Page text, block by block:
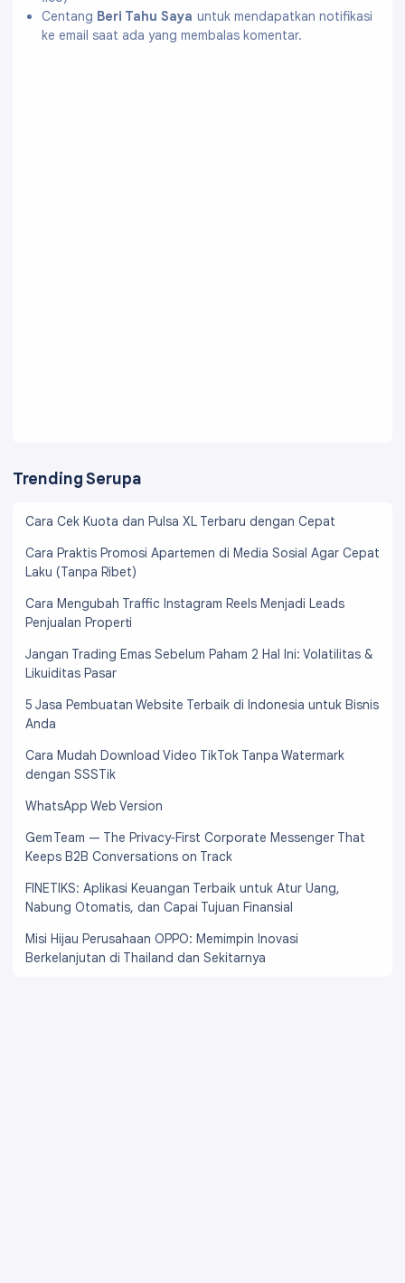
Centang Beri Tahu Saya untuk mendapatkan notifikasi
ke email saat ada yang membalas komentar.
Trending Serupa
Cara Cek Kuota dan Pulsa XL Terbaru dengan Cepat
Cara Praktis Promosi Apartemen di Media Sosial Agar Cepat
Laku (Tanpa Ribet)
Cara Mengubah Traffic Instagram Reels Menjadi Leads
Penjualan Properti
Jangan Trading Emas Sebelum Paham 2 Hal Ini: Volatilitas &
Likuiditas Pasar
5 Jasa Pembuatan Website Terbaik di Indonesia untuk Bisnis
Anda
Cara Mudah Download Video TikTok Tanpa Watermark
dengan SSSTik
WhatsApp Web Version
Gem Team — The Privacy‑First Corporate Messenger That
Keeps B2B Conversations on Track
FINETIKS: Aplikasi Keuangan Terbaik untuk Atur Uang,
Nabung Otomatis, dan Capai Tujuan Finansial
Misi Hijau Perusahaan OPPO: Memimpin Inovasi
Berkelanjutan di Thailand dan Sekitarnya